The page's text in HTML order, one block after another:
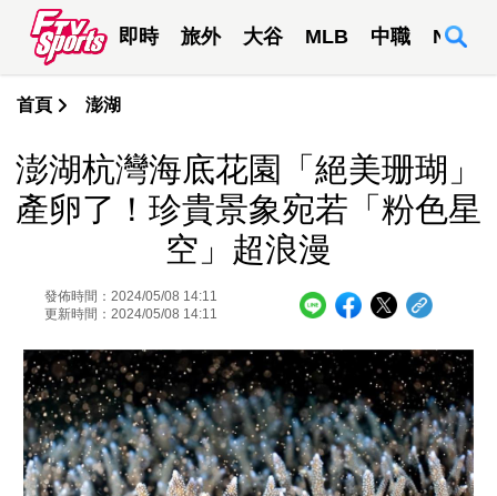
即時 旅外 大谷 MLB 中職 NBA
首頁 澎湖
澎湖杭灣海底花園「絕美珊瑚」
產卵了！珍貴景象宛若「粉色星
空」超浪漫
發佈時間：2024/05/08 14:11
更新時間：2024/05/08 14:11